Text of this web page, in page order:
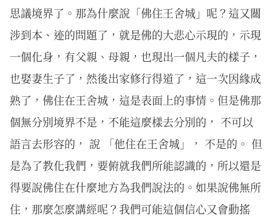
思議境界了。那為什麼說「佛住王舍城」呢？這又關
涉到本、迹的問題了，就是佛的大悲心示現的，示現
一個化身，有父親、母親，也現出一個凡夫的樣子，
也娶妻生子了，然後出家修行得道了，這一次因緣成
熟了，佛住在王舍城，這是表面上的事情。但是佛那
個無分別境界不是，不能這麼樣去分別的， 不可以
語言去形容的， 說 「他住在王舍城」， 不是的。 但
是為了教化我們，要俯就我們所能認識的，所以還是
得要說佛住在什麼地方為我們說法的。如果說佛無所
住，那麼怎麼講經呢？我們可能這個信心又會動搖